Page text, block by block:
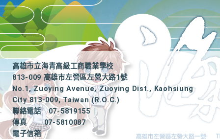
高雄市立海青高級工商職業學校
813-009 高雄市左營區左營大路1號
No.1, Zuoying Avenue, Zuoying Dist., Kaohsiung
City 813-009, Taiwan (R.O.C.)
聯絡電話
07-5819155
|
傳真
07-5810087
電子信箱